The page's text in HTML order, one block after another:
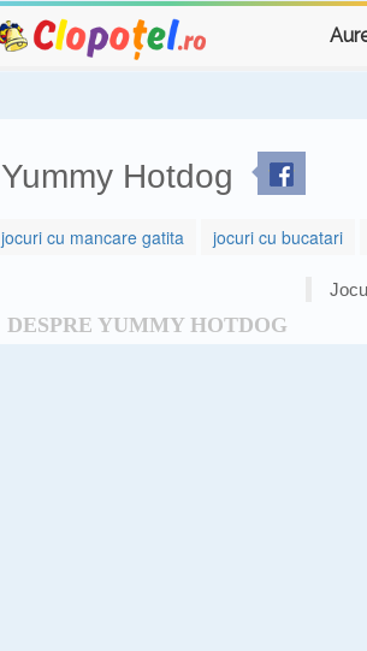
Yummy Hotdog
jocuri cu mancare gatita jocuri cu bucatari
DESPRE YUMMY HOTDOG